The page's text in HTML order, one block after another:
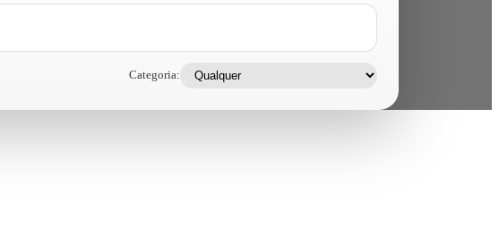
Categoria: